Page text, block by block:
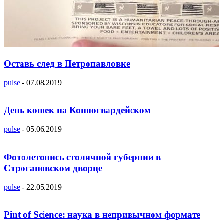
Оставь след в Петропавловке
pulse - 07.08.2019
День кошек на Конногвардейском
pulse - 05.06.2019
Фотолетопись столичной губернии в
Строгановском дворце
pulse - 22.05.2019
Pint of Science: наука в непривычном формате